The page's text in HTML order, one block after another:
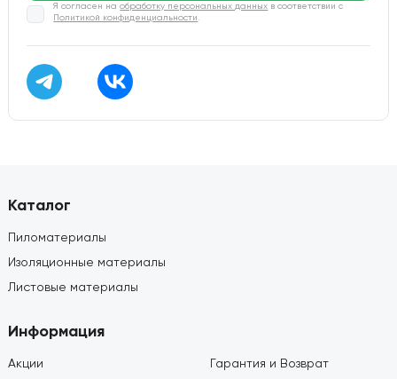
Я согласен наобработку персональных данных в соответствии с
Политикой конфиденциальности
Каталог
Пиломатериалы
Изоляционные материалы
Листовые материалы
Информация
Акции
Гарантия и Возврат